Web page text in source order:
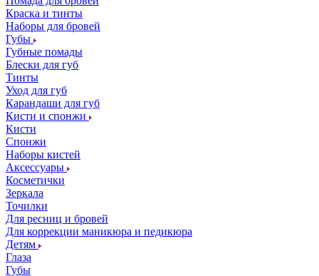
Краска и тинты
Наборы для бровей
Губы
Губные помады
Блески для губ
Тинты
Уход для губ
Карандаши для губ
Кисти и спонжи
Кисти
Спонжи
Наборы кистей
Аксессуары
Косметички
Зеркала
Точилки
Для ресниц и бровей
Для коррекции маникюра и педикюра
Детям
Глаза
Губы